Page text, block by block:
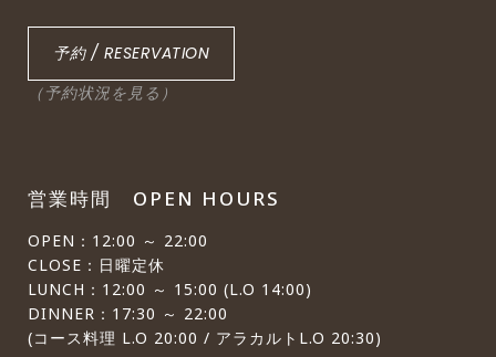
予約 / RESERVATION
（予約状況を見る）
営業時間 OPEN HOURS
OPEN：12:00 ～ 22:00
CLOSE：日曜定休
LUNCH：12:00 ～ 15:00 (L.O 14:00)
DINNER：17:30 ～ 22:00
(コース料理 L.O 20:00 / アラカルトL.O 20:30)